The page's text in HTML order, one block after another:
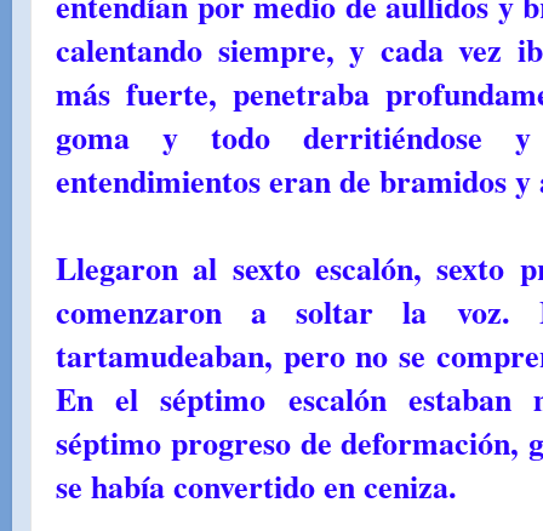
calentando siempre, y cada vez
más fuerte, penetraba
goma y todo derritiéndose
entendimientos eran de bramidos
Llegaron al sexto escalón, sexto
comenzaron a soltar la voz.
tartamudeaban, pero no se
En el séptimo escalón estaban
séptimo progreso de deformación,
se había convertido en ceniza.